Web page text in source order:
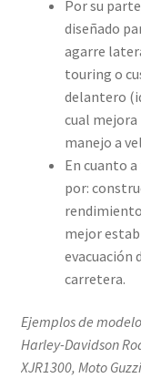
Por su
diseñado
agarre
touring o
delantero
cual
manejo a
En cuanto
por:
mejor
evacuación
carretera.
Ejemplos de
Harley-Davidson
XJR1300, Moto